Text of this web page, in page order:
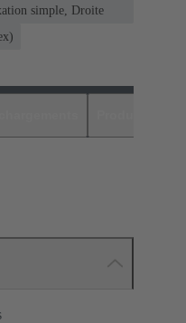
simple, Droite